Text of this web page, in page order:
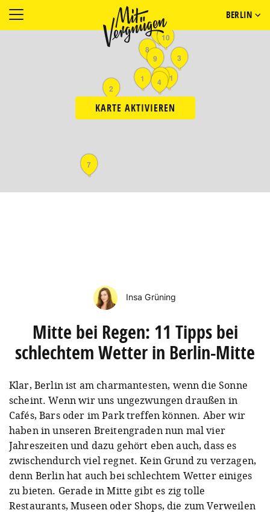
BERLIN
KARTE AKTIVIEREN
4
9 3
6
7
2
11
8
10
1 5
Insa Grüning
Mitte bei Regen: 11 Tipps bei
schlechtem Wetter in Berlin-Mitte
Klar, Berlin ist am charmantesten, wenn die Sonne
scheint. Wenn wir uns ungezwungen draußen in
Cafés, Bars oder im Park treffen können. Aber wir
haben in unseren Breitengraden nun mal vier
Jahreszeiten und dazu gehört eben auch, dass es
zwischendurch viel regnet. Kein Grund zu verzagen,
denn Berlin hat auch bei schlechtem Wetter einiges
zu bieten. Gerade in Mitte gibt es zig tolle
Restaurants, Museen oder Shops, die zum Verweilen